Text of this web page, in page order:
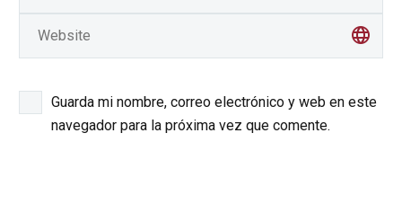
Guarda mi nombre, correo electrónico y web en este
navegador para la próxima vez que comente.